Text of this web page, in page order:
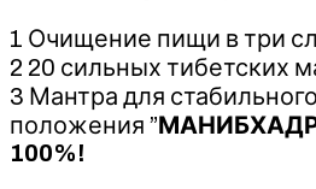
1 Очищение пищи в три
2 20 сильных тибетских
3 Мантра для
положения ”
100%!